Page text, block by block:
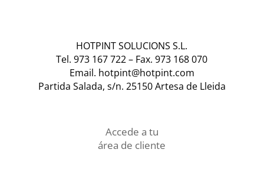
HOTPINT SOLUCIONS S.L.
Tel. 973 167 722– Fax. 973 168 070
Email. hotpint@hotpint.com
Partida Salada, s/n. 25150 Artesa de Lleida
Accede a tu
área de cliente